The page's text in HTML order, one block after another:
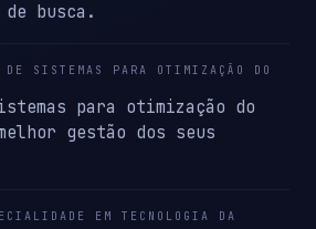
busca.
DE SISTEMAS PARA OTIMIZAÇÃO DO
para otimização do
gestão dos seus
EM TECNOLOGIA DA